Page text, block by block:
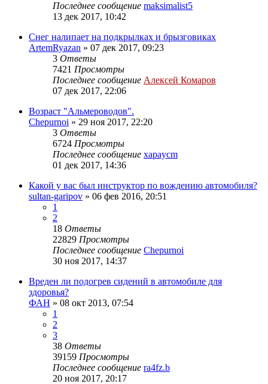
Последнее сообщение maksimalist5
13 дек 2017, 10:42
Снег налипает на подкрылках и брызговиках
ArtemRyazan » 07 дек 2017, 09:23
3 Ответы
7421 Просмотры
Последнее сообщение Алексей Комаров
07 дек 2017, 22:06
Возраст "Альмероводов".
Chepurnoi » 29 ноя 2017, 22:20
3 Ответы
6724 Просмотры
Последнее сообщение xapaycm
01 дек 2017, 14:36
Какой у вас был инструктор по вождению автомобиля?
sultan-garipov » 06 фев 2016, 20:51
1
2
18 Ответы
22829 Просмотры
Последнее сообщение Chepurnoi
30 ноя 2017, 14:37
Вреден ли подогрев сидений в автомобиле для
здоровья?
ФАН » 08 окт 2013, 07:54
1
2
3
38 Ответы
39159 Просмотры
Последнее сообщение ra4fz.b
20 ноя 2017, 20:17